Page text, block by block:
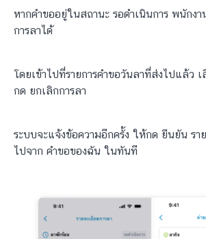
หากคำขออยู่ในสถานะ รอดำเนินการ พนักงา
การลาได้
โดยเข้าไปที่รายการคำขอวันลาที่ส่งไปแล้ว เ
กด ยกเลิกการลา
ระบบจะแจ้งข้อความอีกครั้ง ให้กด ยืนยัน รา
ไปจาก คำขอของฉัน ในทันที